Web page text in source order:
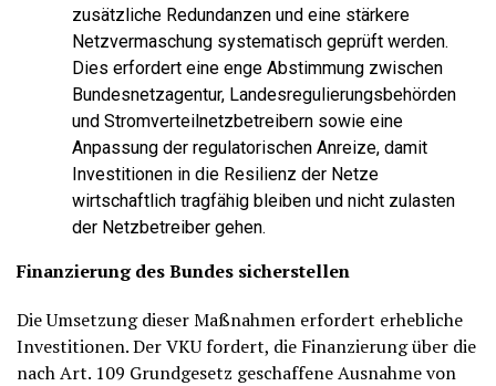
zusätzliche Redundanzen und eine stärkere
Netzvermaschung systematisch geprüft werden.
Dies erfordert eine enge Abstimmung zwischen
Bundesnetzagentur, Landesregulierungsbehörden
und Stromverteilnetzbetreibern sowie eine
Anpassung der regulatorischen Anreize, damit
Investitionen in die Resilienz der Netze
wirtschaftlich tragfähig bleiben und nicht zulasten
der Netzbetreiber gehen.
Finanzierung des Bundes sicherstellen
Die Umsetzung dieser Maßnahmen erfordert erhebliche
Investitionen. Der VKU fordert, die Finanzierung über die
nach Art. 109 Grundgesetz geschaffene Ausnahme von